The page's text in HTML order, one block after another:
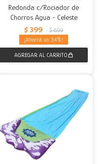
Redonda c/Rociador de
Chorros Agua - Celeste
$ 399 $ 609
34